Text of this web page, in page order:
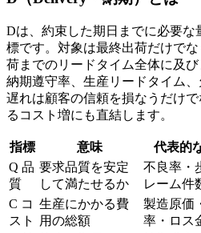
Dは、約束した期日までに必要
標です。対象は最終出荷だけで
荷までのリードタイム全体に及
納期遵守率、生産リードタイム
遅れは顧客の信頼を損なうだけ
るコスト増にも直結します。
指標 意味 代表的
Q 品
質
要求品質を安定
して満たせるか
不良率・
レーム件
C コ
スト
生産にかかる費
用の総額
製造原価
率・ロス